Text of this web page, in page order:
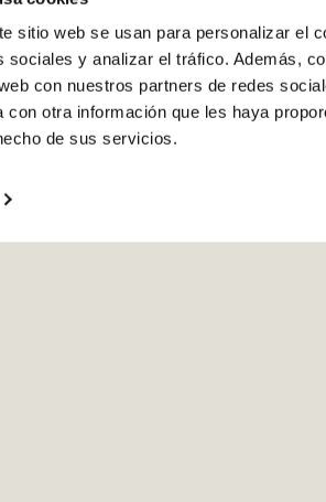
sitio web se usan para personalizar el
sociales y analizar el tráfico. Además,
con nuestros partners de redes
con otra información que les haya
de sus servicios.